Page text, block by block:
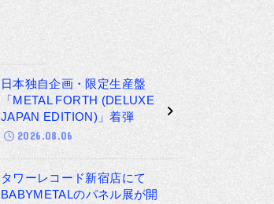
日本独自企画・限定生産盤
「METAL FORTH (DELUXE
JAPAN EDITION)」着弾
2026.08.06
タワーレコード新宿店にて
BABYMETALのパネル展が開